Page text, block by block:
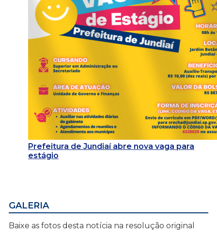
Prefeitura de Jundiaí abre nova vaga para
estágio
GALERIA
Baixe as fotos desta notícia na resolução original